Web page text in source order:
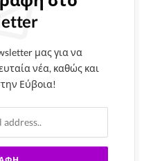
μας για να
νέα, καθώς και
Εύβοια!